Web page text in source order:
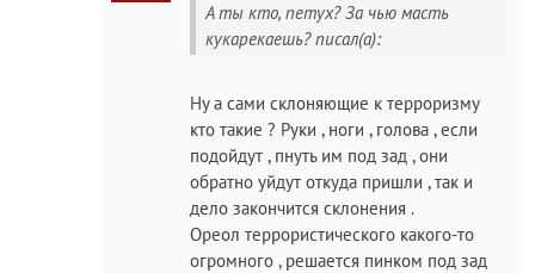
А ты кто, петух? За чью масть
кукарекаешь? писал(а):
Ну а сами склоняющие к терроризму
кто такие ? Руки , ноги , голова , если
подойдут , пнуть им под зад , они
обратно уйдут откуда пришли , так и
дело закончится склонения .
Ореол террористического какого-то
огромного , решается пинком под зад